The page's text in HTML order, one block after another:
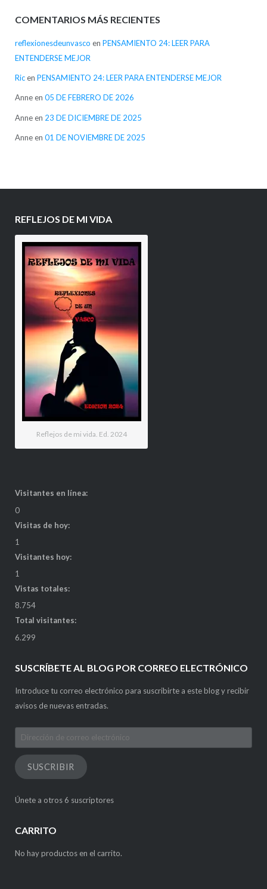
COMENTARIOS MÁS RECIENTES
reflexionesdeunvasco en PENSAMIENTO 24: LEER PARA
ENTENDERSE MEJOR
Ricen PENSAMIENTO 24: LEER PARA ENTENDERSE MEJOR
Anneen 05 DE FEBRERO DE 2026
Anneen 23 DE DICIEMBRE DE 2025
Anneen 01 DE NOVIEMBRE DE 2025
REFLEJOS DE MI VIDA
Reflejos de mi vida. Ed. 2024
Visitantes en línea:
0
Visitas de hoy:
1
Visitantes hoy:
1
Vistas totales:
8.754
Total visitantes:
6.299
SUSCRÍBETE AL BLOG POR CORREO ELECTRÓNICO
Introduce tu correo electrónico para suscribirte a este blog y recibir
avisos de nuevas entradas.
Dirección
de
correo
electrónico
SUSCRIBIR
Únete a otros 6 suscriptores
CARRITO
No hay productos en el carrito.